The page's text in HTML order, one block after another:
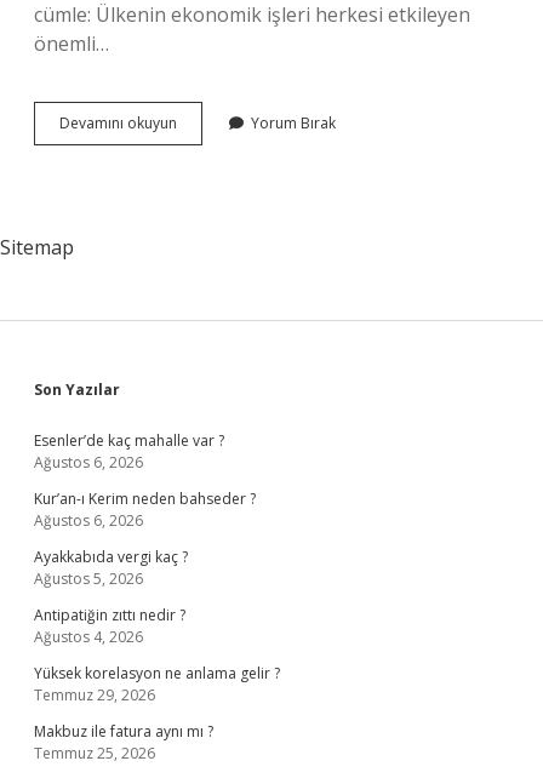
cümle: Ülkenin ekonomik işleri herkesi etkileyen
önemli…
Devamını okuyun Umursamadan
Ne
Yorum Bırak
Sitemap
Sidebar
Son Yazılar
Esenler’de kaç mahalle var ?
Ağustos 6, 2026
Kur’an-ı Kerim neden bahseder ?
Ağustos 6, 2026
Ayakkabıda vergi kaç ?
Ağustos 5, 2026
Antipatiğin zıttı nedir ?
Ağustos 4, 2026
Yüksek korelasyon ne anlama gelir ?
Temmuz 29, 2026
Makbuz ile fatura aynı mı ?
Temmuz 25, 2026